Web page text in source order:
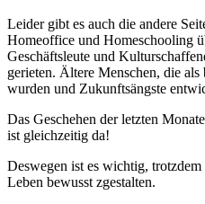
Leider gibt es auch die andere
Homeoffice und Homeschooling
Geschäftsleute und
gerieten. Ältere Menschen, die als
wurden und Zukunftsängste
Das Geschehen der letzten
ist gleichzeitig da!
Deswegen ist es wichtig,
Leben bewusst zgestalten.